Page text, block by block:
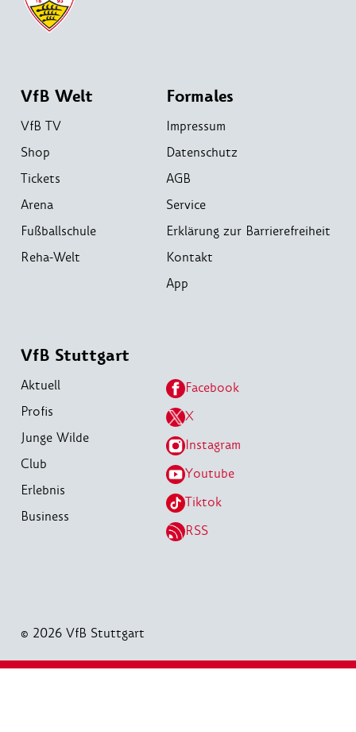
VfB Welt
VfB TV
Shop
Tickets
Arena
Fußballschule
Reha-Welt
Formales
Impressum
Datenschutz
AGB
Service
Erklärung zur Barrierefreiheit
Kontakt
App
VfB Stuttgart
Aktuell
Profis
Junge Wilde
Club
Erlebnis
Business
Facebook
X
Instagram
Youtube
Tiktok
RSS
© 2026 VfB Stuttgart